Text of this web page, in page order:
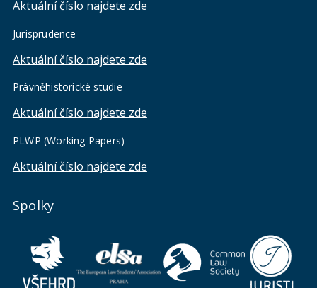
Aktuální číslo najdete zde
Jurisprudence
Aktuální číslo najdete zde
Právněhistorické studie
Aktuální číslo najdete zde
PLWP (Working Papers)
Aktuální číslo najdete zde
Spolky